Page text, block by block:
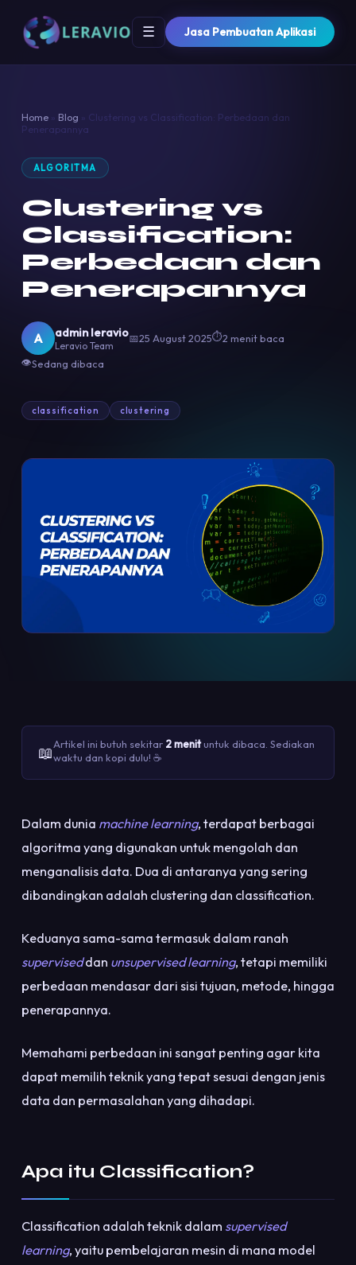
☰ Jasa Pembuatan Aplikasi
Home» Blog » Clustering vs Classification: Perbedaan dan
Penerapannya
ALGORITMA
Clustering vs
Classification:
Perbedaan dan
Penerapannya
A admin leravio
Leravio Team
📅25 August 2025⏱2 menit baca
👁Sedang dibaca
classification clustering
📖Artikel ini butuh sekitar 2 menituntuk dibaca. Sediakan
waktu dan kopi dulu! ☕
Dalam dunia machine learning, terdapat berbagai
algoritma yang digunakan untuk mengolah dan
menganalisis data. Dua di antaranya yang sering
dibandingkan adalah clustering dan classification.
Keduanya sama-sama termasuk dalam ranah
superviseddan unsupervised learning, tetapi memiliki
perbedaan mendasar dari sisi tujuan, metode, hingga
penerapannya.
Memahami perbedaan ini sangat penting agar kita
dapat memilih teknik yang tepat sesuai dengan jenis
data dan permasalahan yang dihadapi.
Apa itu Classification?
Classification adalah teknik dalam supervised
learning, yaitu pembelajaran mesin di mana model